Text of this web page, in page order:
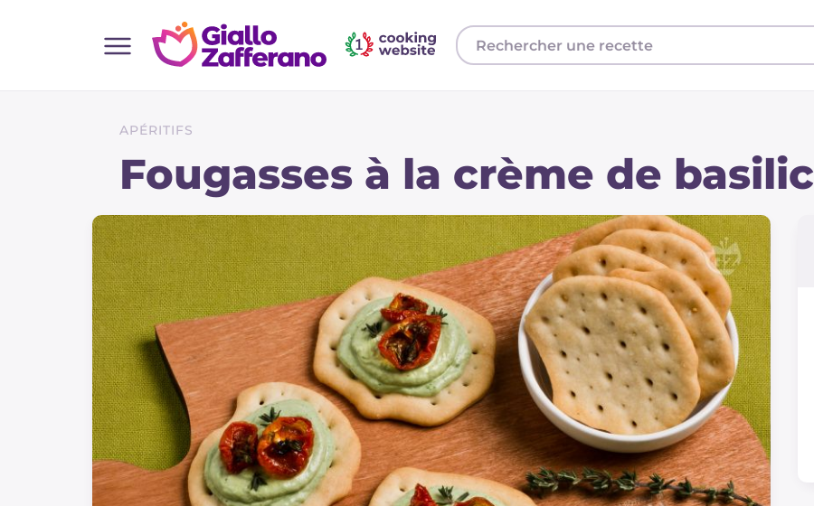
Toutes les recettes
Plats principaux
Boissons et rafraîchissements
Accompagnement
Pizzas et focaccia
Gateaux et patisserie
Dernieres recettes
APÉRITIFS
Fougasses à la crème de basilic